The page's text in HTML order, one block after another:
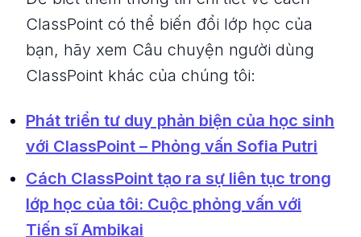
ClassPoint có thể biến đổi lớp học của
bạn, hãy xem Câu chuyện người dùng
ClassPoint khác của chúng tôi:
Phát triển tư duy phản biện của học sinh
với ClassPoint – Phỏng vấn Sofia Putri
Cách ClassPoint tạo ra sự liên tục trong
lớp học của tôi: Cuộc phỏng vấn với
Tiến sĩ Ambikai